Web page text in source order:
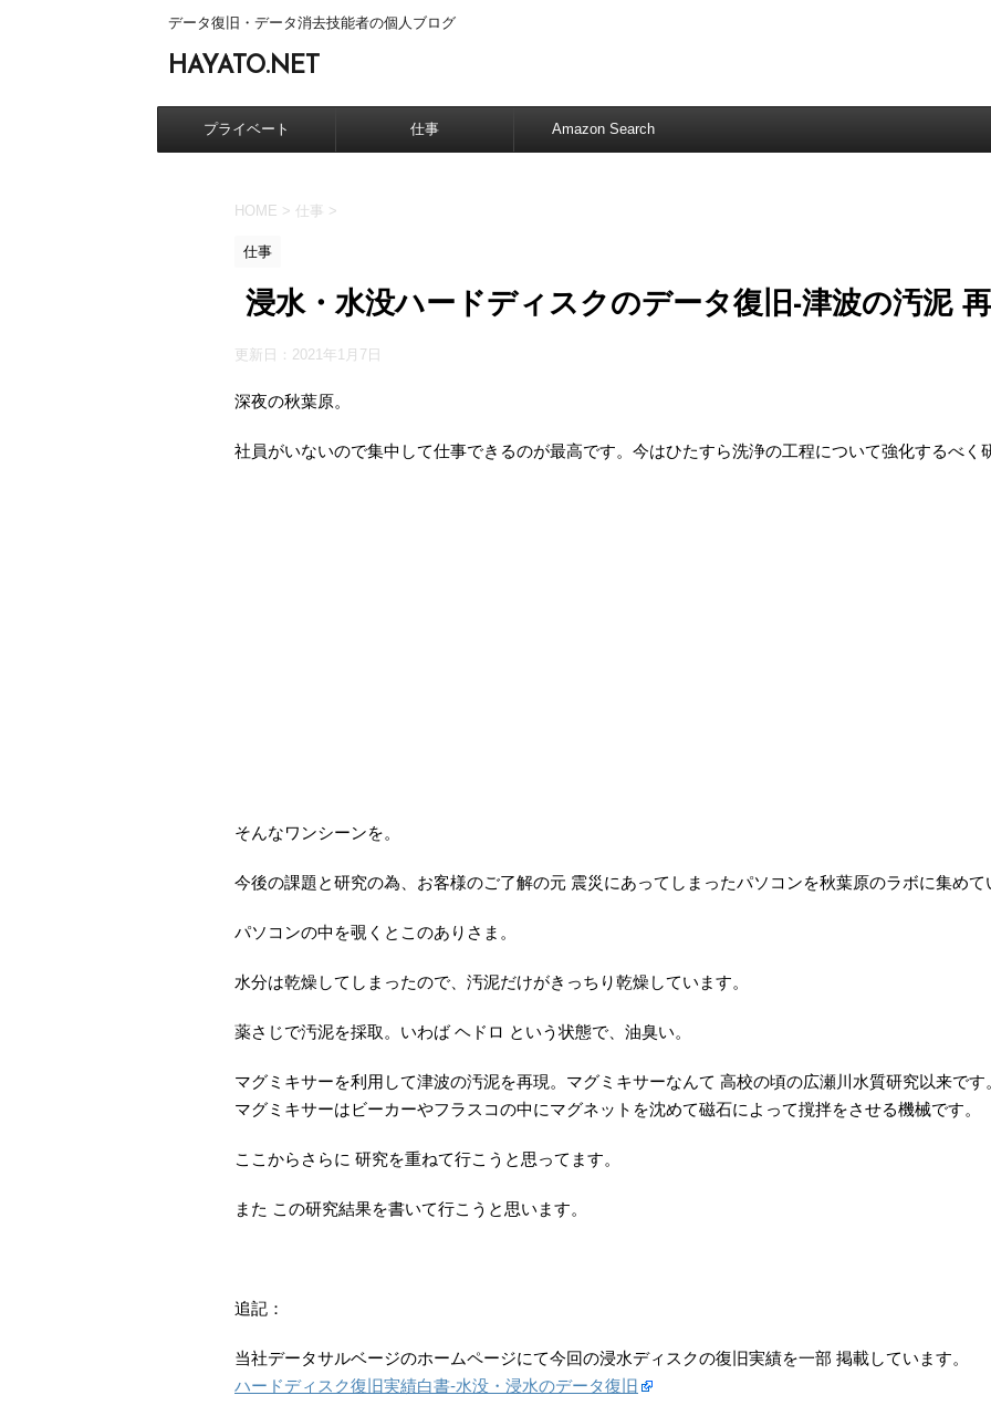
データ復旧・データ消去技能者の個人ブログ
HAYATO.NET
プライベート 仕事 Amazon Search
HOME > 仕事 >
仕事
浸水・水没ハードディスクのデータ復旧-津波の汚泥
更新日： 2021年1月7日
深夜の秋葉原。
社員がいないので集中して仕事できるのが最高です。今はひたすら洗浄の工程について強化するべく
そんなワンシーンを。
今後の課題と研究の為、お客様のご了解の元 震災にあってしまったパソコンを秋葉原のラボに集めて
パソコンの中を覗くとこのありさま。
水分は乾燥してしまったので、汚泥だけがきっちり乾燥しています。
薬さじで汚泥を採取。いわば ヘドロ という状態で、油臭い。
マグミキサーを利用して津波の汚泥を再現。マグミキサーなんて 高校の頃の広瀬川水質研究以来で
マグミキサーはビーカーやフラスコの中にマグネットを沈めて磁石によって撹拌をさせる機械です。
ここからさらに 研究を重ねて行こうと思ってます。
また この研究結果を書いて行こうと思います。
追記：
当社データサルベージのホームページにて今回の浸水ディスクの復旧実績を一部 掲載しています。
ハードディスク復旧実績白書-水没・浸水のデータ復旧